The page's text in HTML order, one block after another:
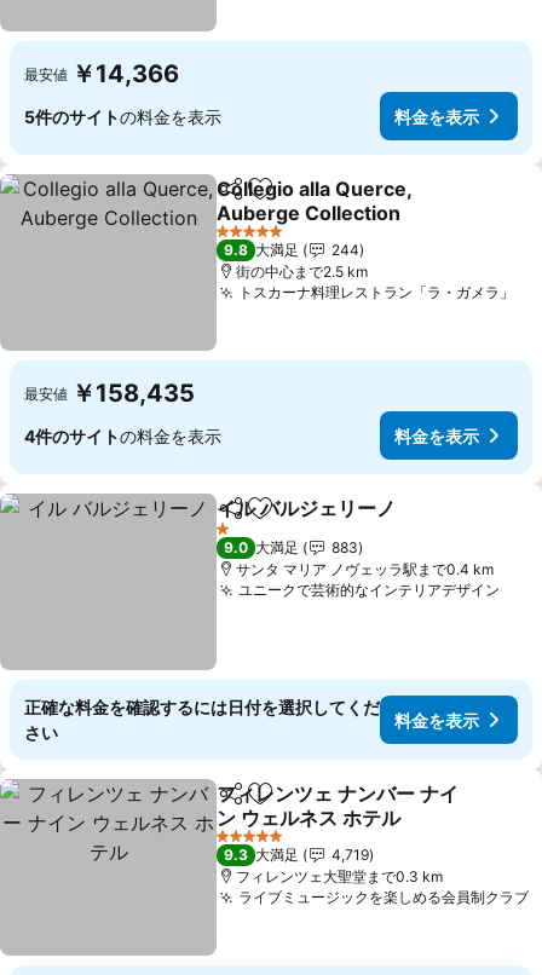
最安値 ￥14,366
5件のサイトの料金を表示 料金を表示
シェアお気に入りに追加
Collegio alla Querce,
Auberge Collection
料金を表示
5 ホテルのランク
9.8 大満足
244
街の中心まで2.5 km
トスカーナ料理レストラン「ラ・ガメラ」
最安値 ￥158,435
4件のサイトの料金を表示 料金を表示
シェアお気に入りに追加
イル バルジェリーノ
1 ホテルのランク
9.0 大満足
883
サンタ マリア ノヴェッラ駅まで0.4 km
ユニークで芸術的なインテリアデザイン
正確な料金を確認するには日付を選択してくだ
さい
料金を表示
シェアお気に入りに追加
フィレンツェ ナンバー ナイ
ン ウェルネス ホテル
料金を表示
5 ホテルのランク
9.3 大満足
4,719
フィレンツェ大聖堂まで0.3 km
ライブミュージックを楽しめる会員制クラブ